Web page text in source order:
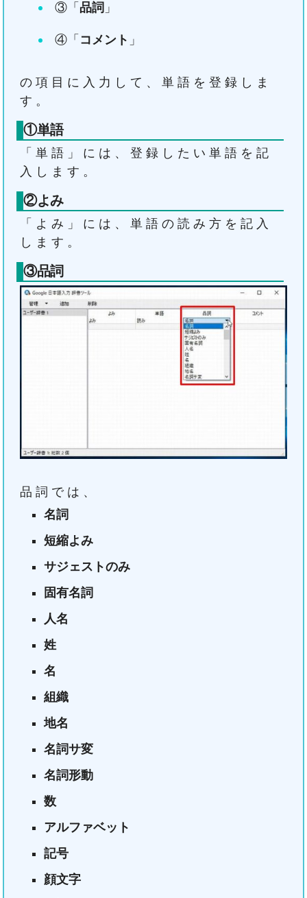
③「 品詞 」
④「 コメント 」
の項目に入力して、単語を登録しま
す。
①単語
「単語」には、登録したい単語を記
入します。
②よみ
「よみ」には、単語の読み方を記入
します。
③品詞
品詞では、
名詞
短縮よみ
サジェストのみ
固有名詞
人名
姓
名
組織
地名
名詞サ変
名詞形動
数
アルファベット
記号
顔文字